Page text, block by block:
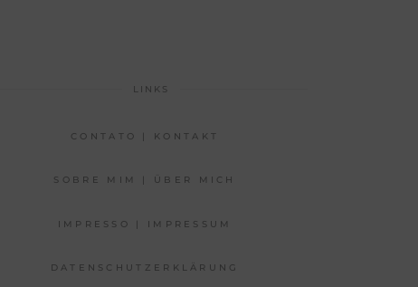
LINKS
CONTATO | KONTAKT
SOBRE MIM | ÜBER MICH
IMPRESSO | IMPRESSUM
DATENSCHUTZERKLÄRUNG